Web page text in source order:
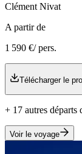
Clément Nivat
A partir de
1 590 €/ pers.
Télécharger le
+ 17 autres départs
Voir le voyage